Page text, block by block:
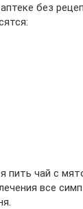
без
пить чай с
все